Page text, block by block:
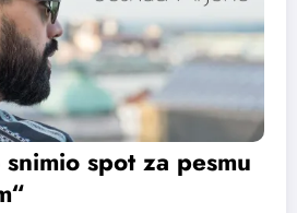
spot za pesmu